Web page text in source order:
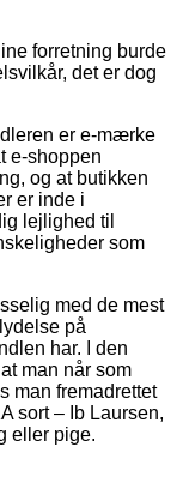
forretning burde
det er dog
er e-mærke
e-shoppen
og at butikken
er inde i
lejlighed til
som
med de mest
på
har. I den
man når som
man fremadrettet
sort – Ib Laursen,
eller pige.